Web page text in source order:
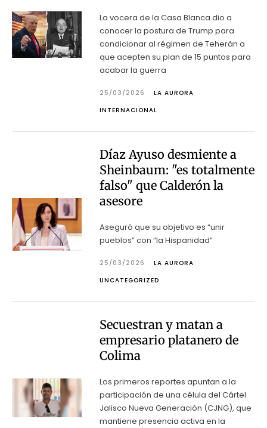
La vocera de la Casa Blanca dio a
conocer la postura de Trump para
condicionar al régimen de Teherán a
que acepten su plan de 15 puntos para
acabar la guerra
25/03/2026
LA AURORA
INTERNACIONAL
Díaz Ayuso desmiente a
Sheinbaum: "es totalmente
falso" que Calderón la
asesore
Aseguró que su objetivo es “unir
pueblos” con “la Hispanidad”
25/03/2026
LA AURORA
UNCATEGORIZED
Secuestran y matan a
empresario platanero de
Colima
Los primeros reportes apuntan a la
participación de una célula del Cártel
Jalisco Nueva Generación (CJNG), que
mantiene presencia activa en la